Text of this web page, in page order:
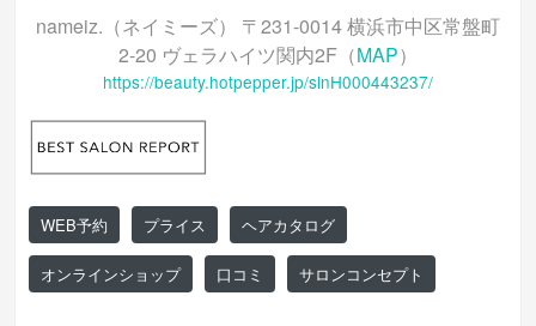
nameiz.（ネイミーズ） 〒231-0014 横浜市中区常盤町
2-20 ヴェラハイツ関内2F（MAP）
https://beauty.hotpepper.jp/slnH000443237/
WEB予約 プライス ヘアカタログ
オンラインショップ 口コミ サロンコンセプト